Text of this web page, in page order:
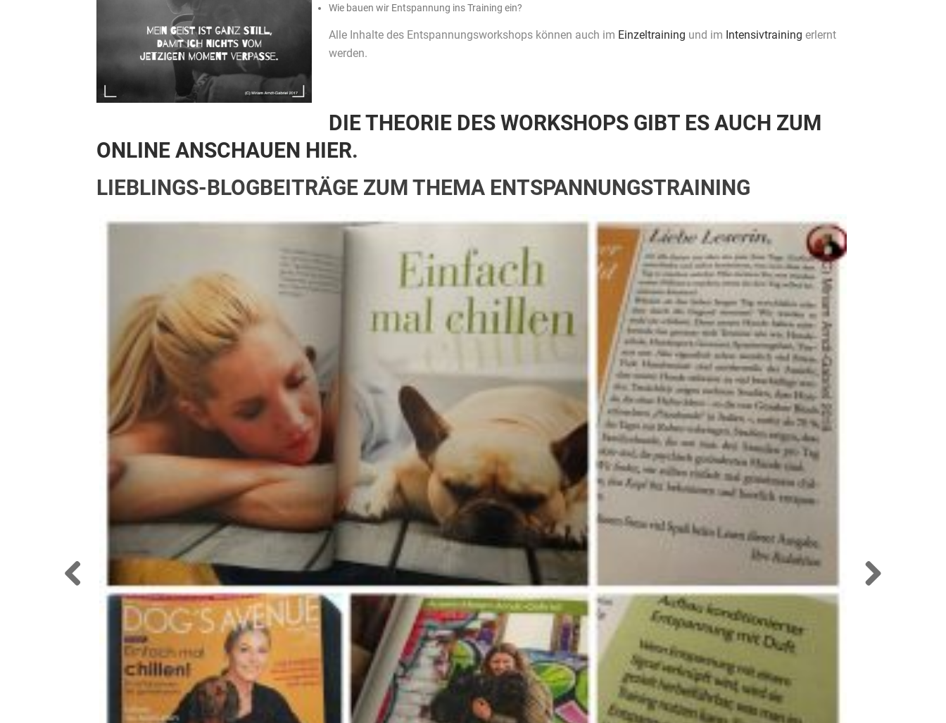
Wie bauen wir Entspannung ins Training ein?
Alle Inhalte des Entspannungsworkshops können auch im Einzeltraining und im Intensivtraining erlernt
werden.
DIE THEORIE DES WORKSHOPS GIBT ES AUCH ZUM
ONLINE ANSCHAUEN HIER.
LIEBLINGS-BLOGBEITRÄGE ZUM THEMA ENTSPANNUNGSTRAINING
WAS HUNDETRAINING UND MEDITATION GEMEINSAM HABEN
Meditation – oder auch Achtsamkeitstraining – gehört heute ja irgendwie schon zum guten Ton. Wer es nicht macht, weiß zumindest, dass er es
machen sollte. Das nervt ja schon fast wieder, oder? Ich habe aber in letzter Zeit festgestellt, dass mir nicht nur meine eigene Meditationspraxis
ENTSPANNUNGSTRAINING IST EINFACH UND MACHT SPASS
ENTSPANNUNG LERNEN – GASTBEITRAG BEI ISS’N RÜDE